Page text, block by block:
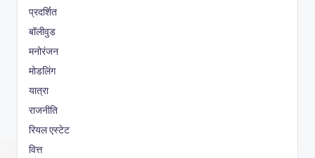
प्रदर्शित
बॉलीवुड
मनोरंजन
मोडलिंग
यात्रा
राजनीति
रियल एस्टेट
वित्त